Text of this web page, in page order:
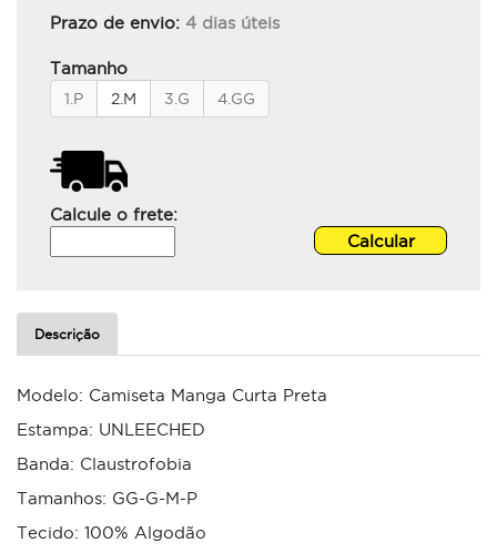
Prazo de envio: 4 dias úteis
Tamanho
1.P 2.M 3.G 4.GG
Calcule o frete:
Descrição
Modelo: Camiseta Manga Curta Preta
Estampa: UNLEECHED
Banda: Claustrofobia
Tamanhos: GG-G-M-P
Tecido: 100% Algodão